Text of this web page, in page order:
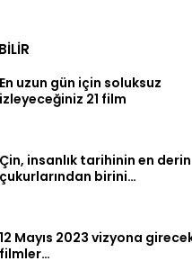
En uzun gün için soluksuz
izleyeceğiniz 21 film
Çin, insanlık tarihinin en derin
çukurlarından birini…
12 Mayıs 2023 vizyona
filmler…